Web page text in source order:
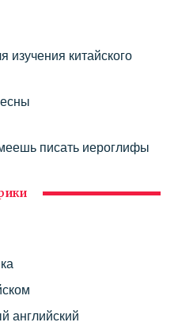
изучения китайского
писать иероглифы
английский